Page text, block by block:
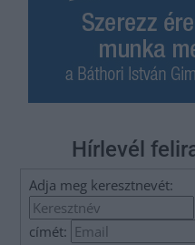
Hírlevél
Adja meg keresztnevét:
címét: